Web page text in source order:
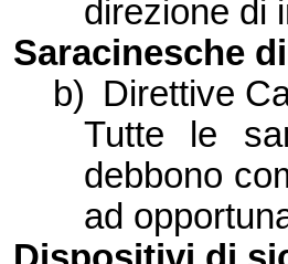
direzione di
Saracinesche
b) Direttive
Tutte le
debbono
ad